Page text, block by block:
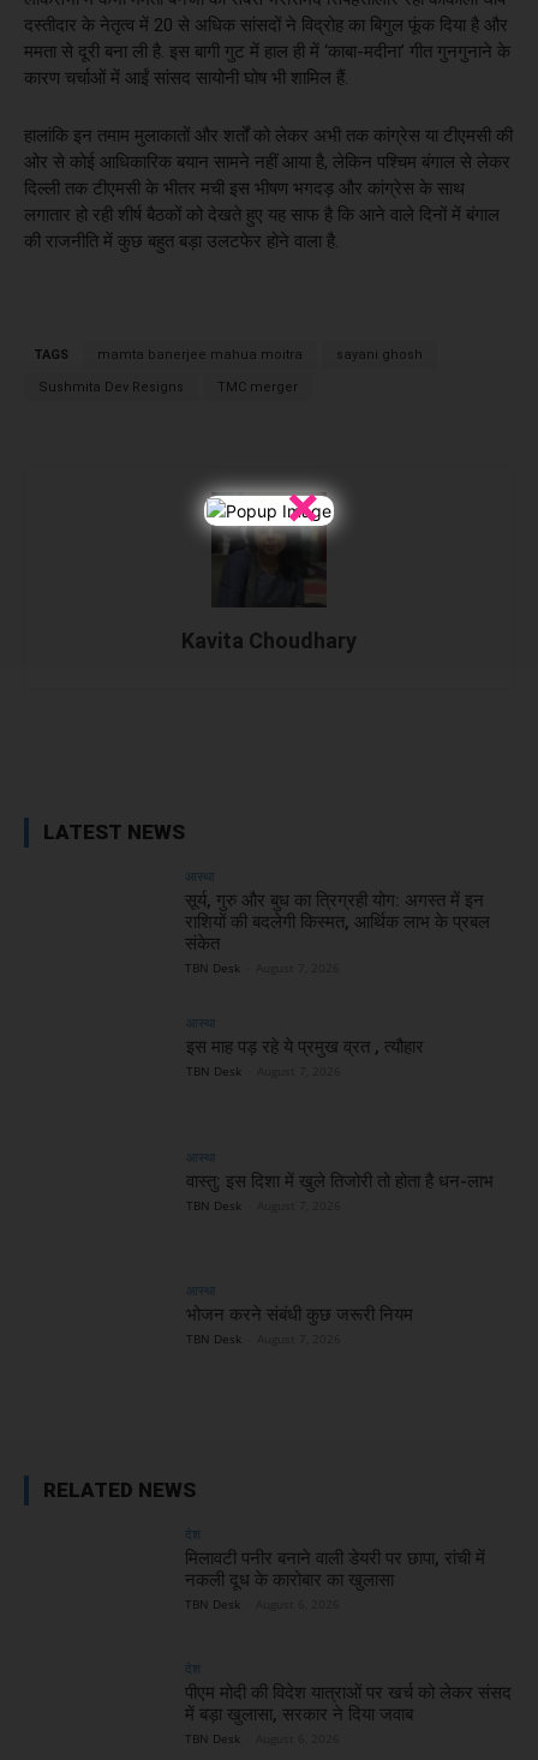
×
दस्तीदार के नेतृत्व में 20 से अधिक सांसदों ने विद्रोह का बिगुल फूंक दिया है और
ममता से दूरी बना ली है. इस बागी गुट में हाल ही में ‘काबा-मदीना’ गीत गुनगुनाने के
कारण चर्चाओं में आईं सांसद सायोनी घोष भी शामिल हैं.
हालांकि इन तमाम मुलाकातों और शर्तों को लेकर अभी तक कांग्रेस या टीएमसी की
ओर से कोई आधिकारिक बयान सामने नहीं आया है, लेकिन पश्चिम बंगाल से लेकर
दिल्ली तक टीएमसी के भीतर मची इस भीषण भगदड़ और कांग्रेस के साथ
लगातार हो रही शीर्ष बैठकों को देखते हुए यह साफ है कि आने वाले दिनों में बंगाल
की राजनीति में कुछ बहुत बड़ा उलटफेर होने वाला है.
TAGS mamta banerjee mahua moitra sayani ghosh
Sushmita Dev Resigns TMC merger
Kavita Choudhary
LATEST NEWS
आस्था
सूर्य, गुरु और बुध का त्रिग्रही योग: अगस्त में इन
राशियों की बदलेगी किस्मत, आर्थिक लाभ के प्रबल
संकेत
TBN Desk
आस्था
इस माह पड़ रहे ये प्रमुख व्रत , त्यौहार
TBN Desk
आस्था
वास्तु: इस दिशा में खुले तिजोरी तो होता है धन-लाभ
TBN Desk
आस्था
भोजन करने संबंधी कुछ जरूरी नियम
TBN Desk
RELATED NEWS
देश
मिलावटी पनीर बनाने वाली डेयरी पर छापा, रांची में
नकली दूध के कारोबार का खुलासा
TBN Desk
देश
पीएम मोदी की विदेश यात्राओं पर खर्च को लेकर संसद
में बड़ा खुलासा, सरकार ने दिया जवाब
TBN Desk